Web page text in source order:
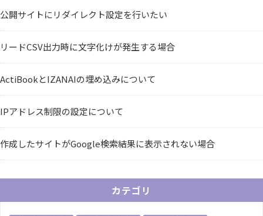
公開サイトにリダイレクト設定を行いたい
リードCSV出力時に文字化けが発生する場合
ActiBookとIZANAIの埋め込みについて
IPアドレス制限の設定について
作成したサイトがGoogle検索結果に表示されない場合
カテゴリ